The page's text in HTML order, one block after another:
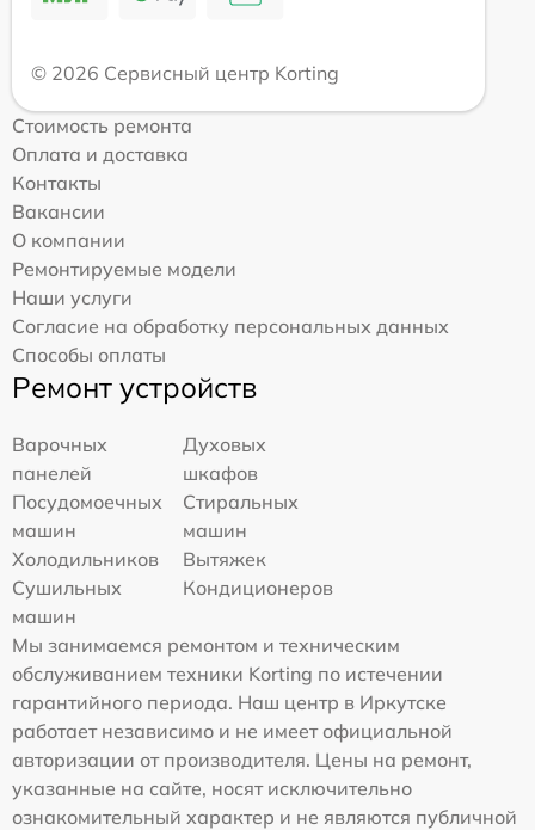
© 2026 Сервисный центр Korting
Стоимость ремонта
Оплата и доставка
Контакты
Вакансии
О компании
Ремонтируемые модели
Наши услуги
Согласие на обработку персональных данных
Способы оплаты
Ремонт устройств
Варочных
панелей
Духовых
шкафов
Посудомоечных
машин
Стиральных
машин
Холодильников
Вытяжек
Сушильных
машин
Кондиционеров
Мы занимаемся ремонтом и техническим
обслуживанием техники Korting по истечении
гарантийного периода. Наш центр в Иркутске
работает независимо и не имеет официальной
авторизации от производителя. Цены на ремонт,
указанные на сайте, носят исключительно
ознакомительный характер и не являются публичной